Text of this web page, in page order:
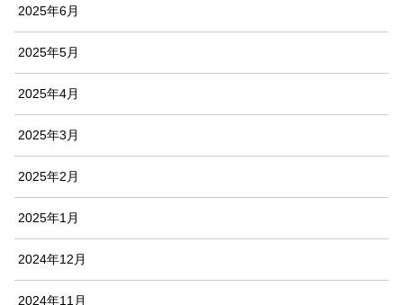
2025年6月
2025年5月
2025年4月
2025年3月
2025年2月
2025年1月
2024年12月
2024年11月